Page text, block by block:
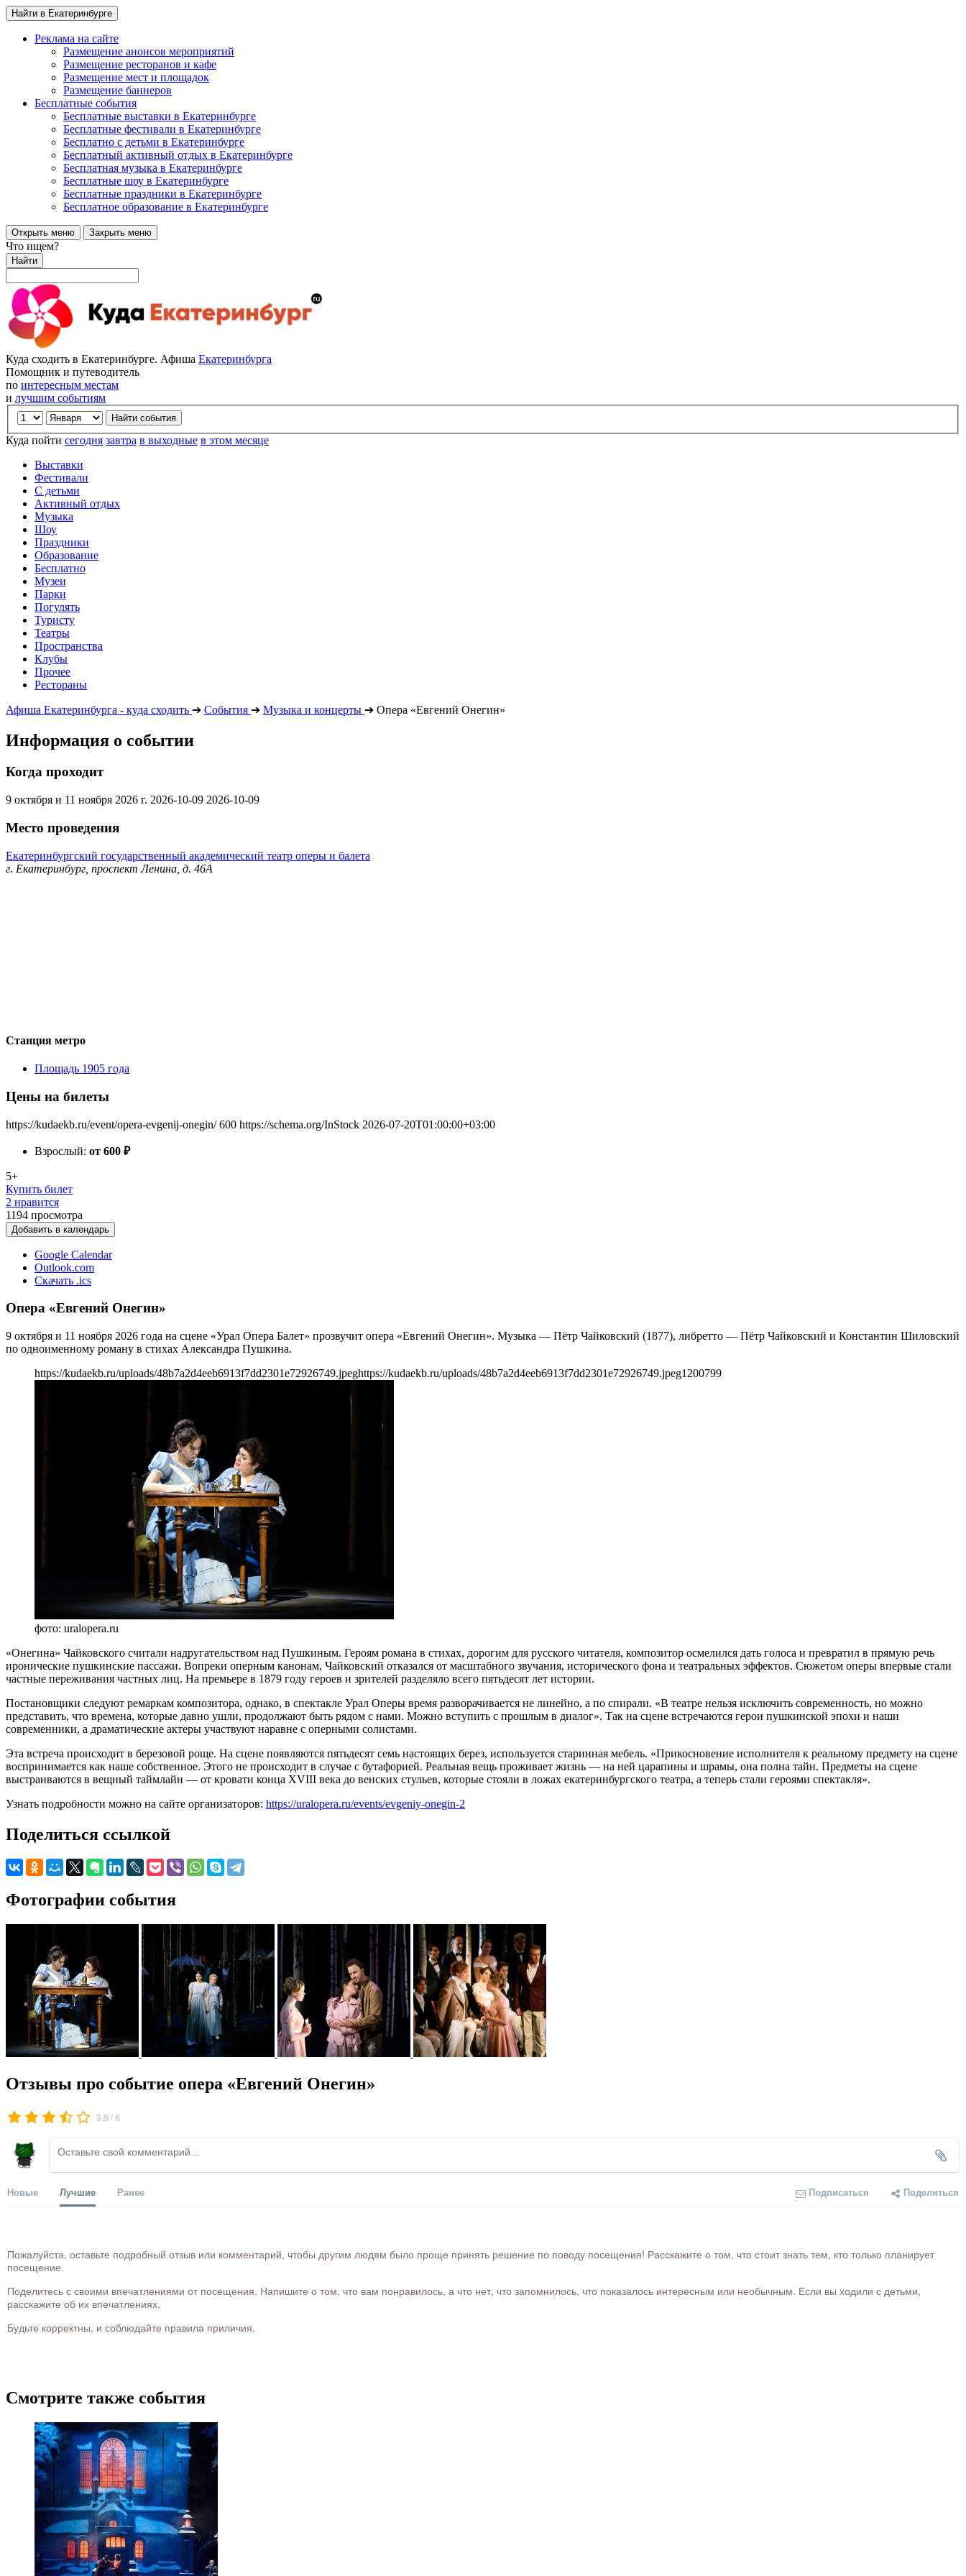
Найти в Екатеринбурге
Реклама на сайте
Размещение анонсов мероприятий
Размещение ресторанов и кафе
Размещение мест и площадок
Размещение баннеров
Бесплатные события
Бесплатные выставки в Екатеринбурге
Бесплатные фестивали в Екатеринбурге
Бесплатно с детьми в Екатеринбурге
Бесплатный активный отдых в Екатеринбурге
Бесплатная музыка в Екатеринбурге
Бесплатные шоу в Екатеринбурге
Бесплатные праздники в Екатеринбурге
Бесплатное образование в Екатеринбурге
Открыть меню Закрыть меню
Что ищем?
Найти
Куда сходить в Екатеринбурге. Афиша Екатеринбурга
Помощник и путеводитель
по интересным местам
и лучшим событиям
Куда пойти сегодня завтра в выходные в этом месяце
Выставки
Фестивали
С детьми
Активный отдых
Музыка
Шоу
Праздники
Образование
Бесплатно
Музеи
Парки
Погулять
Туристу
Театры
Пространства
Клубы
Прочее
Рестораны
Афиша Екатеринбурга - куда сходить ➔ События ➔ Музыка и концерты ➔ Опера «Евгений Онегин»
Информация о событии
Когда проходит
9 октября и 11 ноября 2026 г. 2026-10-09 2026-10-09
Место проведения
Екатеринбургский государственный академический театр оперы и балета
г. Екатеринбург, проспект Ленина, д. 46А
Станция метро
Площадь 1905 года
Цены на билеты
https://kudaekb.ru/event/opera-evgenij-onegin/ 600 https://schema.org/InStock 2026-07-20T01:00:00+03:00
Взрослый: от 600 ₽
5+
Купить билет
2 нравится
1194 просмотра
Добавить в календарь
Google Calendar
Outlook.com
Скачать .ics
Опера «Евгений Онегин»
9 октября и 11 ноября 2026 года на сцене «Урал Опера Балет» прозвучит опера «Евгений Онегин». Музыка — Пётр Чайковский (1877), либретто — Пётр Чайковский и Константин Шиловский
по одноименному роману в стихах Александра Пушкина.
https://kudaekb.ru/uploads/48b7a2d4eeb6913f7dd2301e72926749.jpeghttps://kudaekb.ru/uploads/48b7a2d4eeb6913f7dd2301e72926749.jpeg1200799
фото: uralopera.ru
«Онегина» Чайковского считали надругательством над Пушкиным. Героям романа в стихах, дорогим для русского читателя, композитор осмелился дать голоса и превратил в прямую речь
иронические пушкинские пассажи. Вопреки оперным канонам, Чайковский отказался от масштабного звучания, исторического фона и театральных эффектов. Сюжетом оперы впервые стали
частные переживания частных лиц. На премьере в 1879 году героев и зрителей разделяло всего пятьдесят лет истории.
Постановщики следуют ремаркам композитора, однако, в спектакле Урал Оперы время разворачивается не линейно, а по спирали. «В театре нельзя исключить современность, но можно
представить, что времена, которые давно ушли, продолжают быть рядом с нами. Можно вступить с прошлым в диалог». Так на сцене встречаются герои пушкинской эпохи и наши
современники, а драматические актеры участвуют наравне с оперными солистами.
Эта встреча происходит в березовой роще. На сцене появляются пятьдесят семь настоящих берез, используется старинная мебель. «Прикосновение исполнителя к реальному предмету на сцене
воспринимается как наше собственное. Этого не происходит в случае с бутафорией. Реальная вещь проживает жизнь — на ней царапины и шрамы, она полна тайн. Предметы на сцене
выстраиваются в вещный таймлайн — от кровати конца XVIII века до венских стульев, которые стояли в ложах екатеринбургского театра, а теперь стали героями спектакля».
Узнать подробности можно на сайте организаторов: https://uralopera.ru/events/evgeniy-onegin-2
Поделиться ссылкой
Фотографии события
Отзывы про событие опера «Евгений Онегин»
3.8 /6
Новые Лучшие Ранее Подписаться Поделиться
Пожалуйста, оставьте подробный отзыв или комментарий, чтобы другим людям было проще принять решение по поводу посещения! Расскажите о том, что стоит знать тем, кто только планирует
посещение.
Поделитесь с своими впечатлениями от посещения. Напишите о том, что вам понравилось, а что нет, что запомнилось, что показалось интересным или необычным. Если вы ходили с детьми,
расскажите об их впечатлениях.
Будьте корректны, и соблюдайте правила приличия.
Смотрите также события